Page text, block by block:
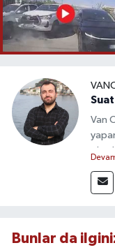
Van
Bunlar da